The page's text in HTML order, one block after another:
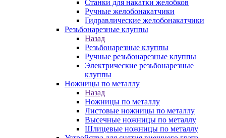
Станки для накатки желобков
Ручные желобонакатчики
Гидравлические желобонакатчики
Резьбонарезные клуппы
Назад
Резьбонарезные клуппы
Ручные резьбонарезные клуппы
Электрические резьбонарезные
клуппы
Ножницы по металлу
Назад
Ножницы по металлу
Листовые ножницы по металлу
Высечные ножницы по металлу
Шлицевые ножницы по металлу